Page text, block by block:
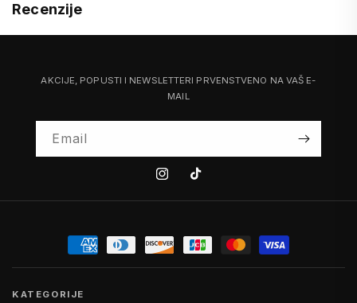
Recenzije
AKCIJE, POPUSTI I NEWSLETTERI PRVENSTVENO NA VAŠ E-
MAIL
Email
InstagramTiktok
KATEGORIJE